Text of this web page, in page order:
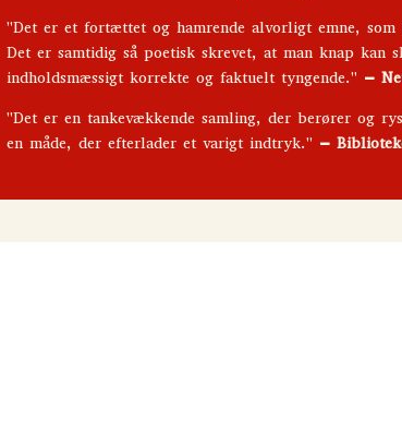
"Det er et fortættet og hamrende alvorligt emne,
Det er samtidig så poetisk skrevet, at man knap
indholdsmæssigt korrekte og faktuelt tyngende." –
"Det er en tankevækkende samling, der berører og
en måde, der efterlader et varigt indtryk." –